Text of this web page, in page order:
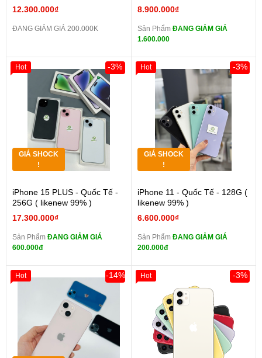
12.300.000₫
ĐANG GIẢM GIÁ 200.000K
8.900.000₫
Sản Phẩm ĐANG GIẢM GIÁ
1.600.000
GIÁ SHOCK
!
iPhone 15 PLUS - Quốc Tế -
256G ( likenew 99% )
17.300.000₫
-3%
Sản Phẩm ĐANG GIẢM GIÁ
600.000đ
Hot
GIÁ SHOCK
!
iPhone 11 - Quốc Tế - 128G (
likenew 99% )
6.600.000₫
-3%
Sản Phẩm ĐANG GIẢM GIÁ
200.000đ
Hot
-14%
Hot -3%
Hot